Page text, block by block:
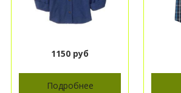
1150 руб
Подробнее